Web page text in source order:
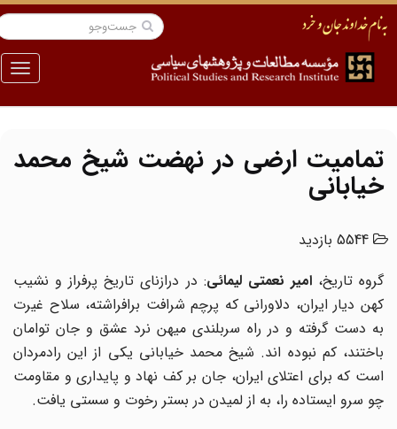
منو
تمامیت ارضی در نهضت شیخ محمد
خیابانی
5544 بازدید
گروه تاریخ،امیر نعمتی لیمائی: در درازنای تاریخ پرفراز و نشیب
کهن دیار ایران، دلاورانی که پرچم شرافت برافراشته، سلاح غیرت
به دست گرفته و در راه سربلندی میهن نرد عشق و جان توامان
باختند، کم نبوده اند. شیخ محمد خیابانی یکی از این رادمردان
است که برای اعتلای ایران، جان بر کف نهاد و پایداری و مقاومت
چو سرو ایستاده را، به از لمیدن در بستر رخوت و سستی یافت.